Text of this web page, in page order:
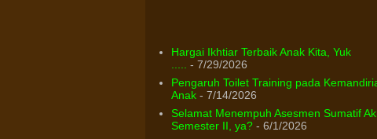
Hargai Ikhtiar Terbaik Anak Kita, Yuk
- 7/29/2026
Pengaruh Toilet Training pada
Anak- 7/14/2026
Selamat Menempuh Asesmen Sumatif
Semester II, ya?- 6/1/2026